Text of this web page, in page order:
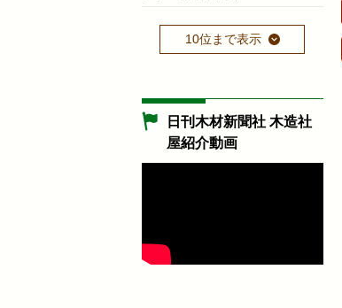
10位まで表示
日刊木材新聞社 木造社
屋紹介動画